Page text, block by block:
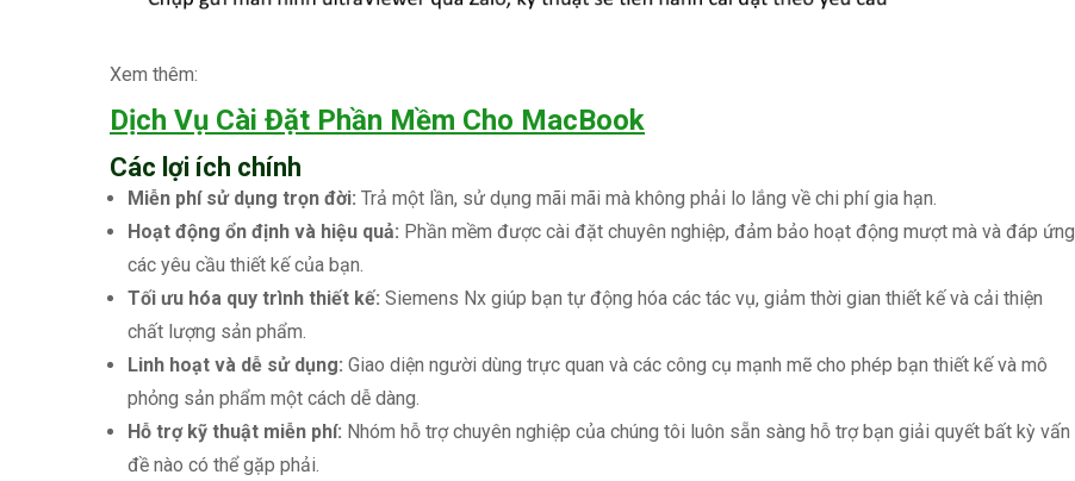
Xem thêm:
Dịch Vụ Cài Đặt Phần Mềm Cho MacBook
Các lợi ích chính
Miễn phí sử dụng trọn đời: Trả một lần, sử dụng mãi mãi mà không phải lo lắng về chi phí gia hạn.
Hoạt động ổn định và hiệu quả: Phần mềm được cài đặt chuyên nghiệp, đảm bảo hoạt động mượt mà và đáp ứng
các yêu cầu thiết kế của bạn.
Tối ưu hóa quy trình thiết kế: Siemens Nx giúp bạn tự động hóa các tác vụ, giảm thời gian thiết kế và cải thiện
chất lượng sản phẩm.
Linh hoạt và dễ sử dụng: Giao diện người dùng trực quan và các công cụ mạnh mẽ cho phép bạn thiết kế và mô
phỏng sản phẩm một cách dễ dàng.
Hỗ trợ kỹ thuật miễn phí: Nhóm hỗ trợ chuyên nghiệp của chúng tôi luôn sẵn sàng hỗ trợ bạn giải quyết bất kỳ vấn
đề nào có thể gặp phải.